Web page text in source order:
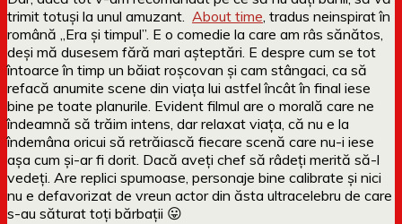
trimit totuși la unul amuzant. About time, tradus neinspirat în
română „Era și timpul”. E o comedie la care am râs sănătos,
deși mă dusesem fără mari așteptări. E despre cum se tot
întoarce în timp un băiat roșcovan și cam stângaci, ca să
refacă anumite scene din viața lui astfel încât în final iese
bine pe toate planurile. Evident filmul are o morală care ne
îndeamnă să trăim intens, dar relaxat viața, că nu e la
îndemâna oricui să retrăiască fiecare scenă care nu-i iese
așa cum și-ar fi dorit. Dacă aveți chef să râdeți merită să-l
vedeți. Are replici spumoase, personaje bine calibrate și nici
nu e defavorizat de vreun actor din ăsta ultracelebru de care
s-au săturat toți bărbații 😛